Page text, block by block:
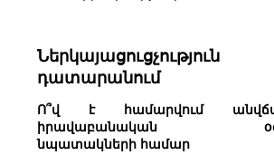
Ներկայացուցչություն
դատարանում
Ո՞վ է համարվում
իրավաբանական
նպատակների համար